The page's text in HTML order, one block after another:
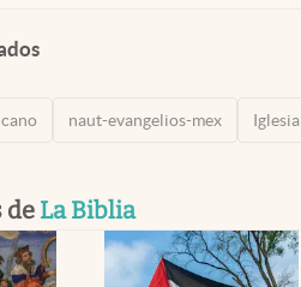
naut-evangelios-mex Iglesia
de La Biblia